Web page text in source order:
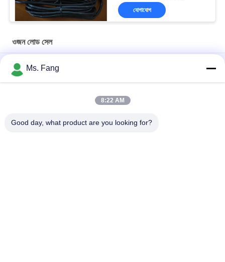
যোগাযোগ
ওজন লোড সেল
আসল আসল তাইওয়ান MAVIN ওজন সেন্সর NA3 100kg বেঞ্চ ওজন স্কেল লোড সেল
NA3 500 কেজি ডিজিটাল ফোর্স সেন্সর ও লোড সেল
Load Cell L6E3 Aluminum Alloy Electric Scales Weighing
Ms. Fang
8:22 AM
Good day, what product are you looking for?